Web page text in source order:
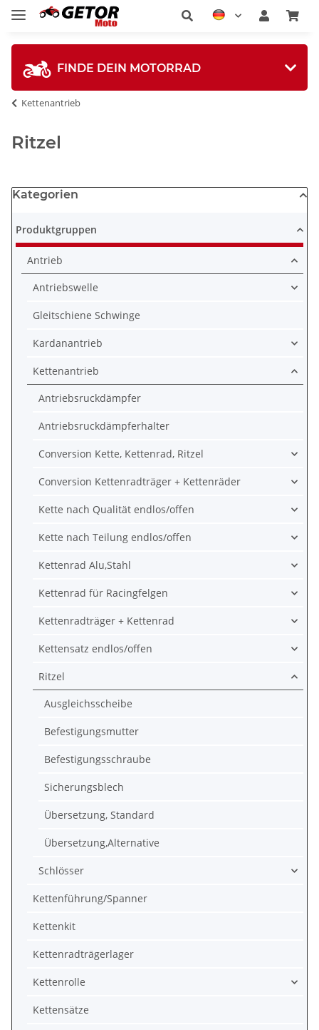
FINDE DEIN MOTORRAD
Kettenantrieb
Ritzel
Kategorien
Produktgruppen
Antrieb
Antriebswelle
Gleitschiene Schwinge
Kardanantrieb
Kettenantrieb
Antriebsruckdämpfer
Antriebsruckdämpferhalter
Conversion Kette, Kettenrad, Ritzel
Conversion Kettenradträger + Kettenräder
Kette nach Qualität endlos/offen
Kette nach Teilung endlos/offen
Kettenrad Alu,Stahl
Kettenrad für Racingfelgen
Kettenradträger + Kettenrad
Kettensatz endlos/offen
Ritzel
Ausgleichsscheibe
Befestigungsmutter
Befestigungsschraube
Sicherungsblech
Übersetzung, Standard
Übersetzung,Alternative
Schlösser
Kettenführung/Spanner
Kettenkit
Kettenradträgerlager
Kettenrolle
Kettensätze